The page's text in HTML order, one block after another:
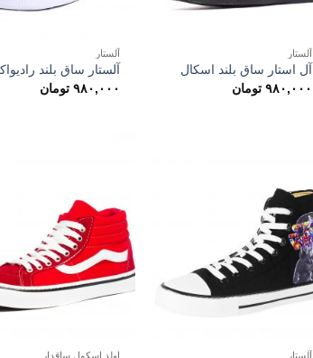
آلستار
آل استار ساق بلند اسکال
۹۸۰,۰۰۰ تومان
آلستار
آلستار ساق بلند
۹۸۰,۰۰۰ تومان
آلستار اولد اسکول ساقدار